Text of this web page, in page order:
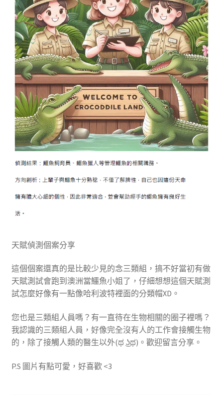
天賦偵測個案分享
這個個案還真的是比較少見的念三類組，搞不好當初有做
天賦測試會跑到澳洲當鱷魚小姐了，仔細想想這個天賦測
試怎麼好像有一點像哈利波特裡面的分類帽XD。
您也是三類組人員嗎？有一直待在生物相關的圈子裡嗎？
我認識的三類組人員，好像完全沒有人的工作會接觸生物
的，除了接觸人類的醫生以外(ಥ ͜ʖಥ)。歡迎留言分享。
P.S 圖片有點可愛，好喜歡 <3